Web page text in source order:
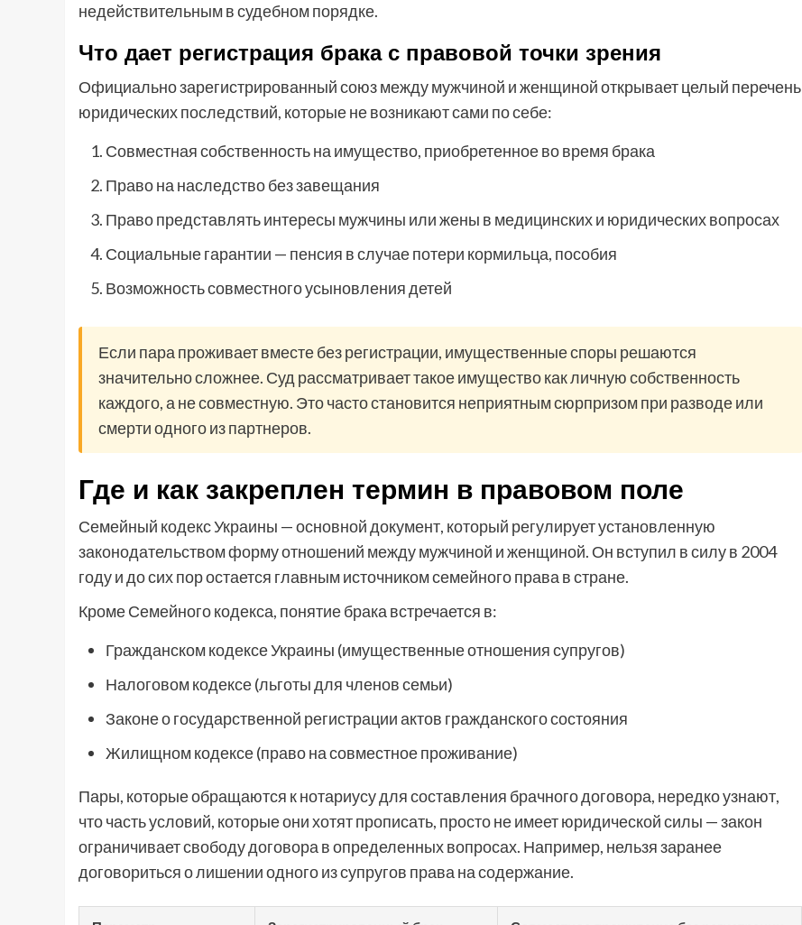
недействительным в судебном порядке.
Что дает регистрация брака с правовой точки зрения
Официально зарегистрированный союз между мужчиной и женщиной открывает целый перечень
юридических последствий, которые не возникают сами по себе:
Совместная собственность на имущество, приобретенное во время брака
Право на наследство без завещания
Право представлять интересы мужчины или жены в медицинских и юридических вопросах
Социальные гарантии — пенсия в случае потери кормильца, пособия
Возможность совместного усыновления детей
Если пара проживает вместе без регистрации, имущественные споры решаются
значительно сложнее. Суд рассматривает такое имущество как личную собственность
каждого, а не совместную. Это часто становится неприятным сюрпризом при разводе или
смерти одного из партнеров.
Где и как закреплен термин в правовом поле
Семейный кодекс Украины — основной документ, который регулирует установленную
законодательством форму отношений между мужчиной и женщиной. Он вступил в силу в 2004
году и до сих пор остается главным источником семейного права в стране.
Кроме Семейного кодекса, понятие брака встречается в:
Гражданском кодексе Украины (имущественные отношения супругов)
Налоговом кодексе (льготы для членов семьи)
Законе о государственной регистрации актов гражданского состояния
Жилищном кодексе (право на совместное проживание)
Пары, которые обращаются к нотариусу для составления брачного договора, нередко узнают,
что часть условий, которые они хотят прописать, просто не имеет юридической силы — закон
ограничивает свободу договора в определенных вопросах. Например, нельзя заранее
договориться о лишении одного из супругов права на содержание.